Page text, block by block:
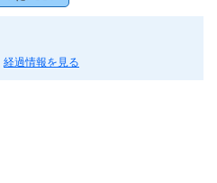
経過情報を見る